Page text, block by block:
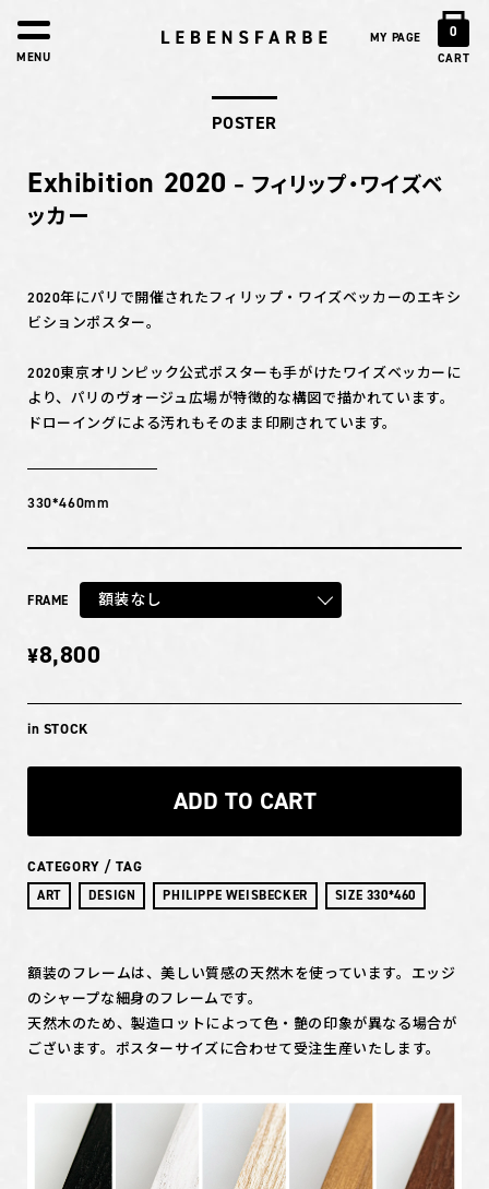
MY PAGE 0
CART
MENU
POSTER
Exhibition 2020 – フィリップ・ワイズベ
ッカー
2020年にパリで開催されたフィリップ・ワイズベッカーのエキシ
ビションポスター。
2020東京オリンピック公式ポスターも手がけたワイズベッカーに
より、パリのヴォージュ広場が特徴的な構図で描かれています。
ドローイングによる汚れもそのまま印刷されています。
330*460mm
FRAME 額装なし
¥8,800
in STOCK
ADD TO CART
CATEGORY / TAG
ART DESIGN PHILIPPE WEISBECKER SIZE 330*460
額装のフレームは、美しい質感の天然木を使っています。エッジ
のシャープな細身のフレームです。
天然木のため、製造ロットによって色・艶の印象が異なる場合が
ございます。ポスターサイズに合わせて受注生産いたします。